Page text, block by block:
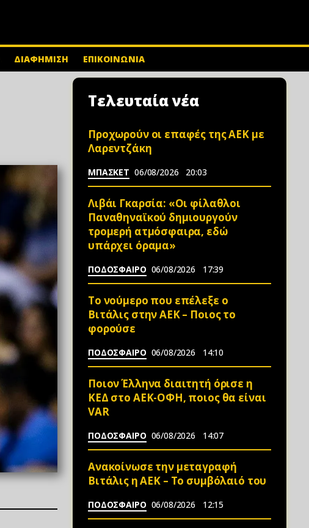
ΔΙΑΦΗΜΙΣΗ ΕΠΙΚΟΙΝΩΝΙΑ
Τελευταία νέα
Προχωρούν οι επαφές της ΑΕΚ με
Λαρεντζάκη
ΜΠΑΣΚΕΤ 06/08/2026 20:03
Λιβάι Γκαρσία: «Οι φίλαθλοι
Παναθηναϊκού δημιουργούν
τρομερή ατμόσφαιρα, εδώ
υπάρχει όραμα»
ΠΟΔΟΣΦΑΙΡΟ 06/08/2026 17:39
Το νούμερο που επέλεξε ο
Βιτάλις στην ΑΕΚ – Ποιος το
φορούσε
ΠΟΔΟΣΦΑΙΡΟ 06/08/2026 14:10
Ποιον Έλληνα διαιτητή όρισε η
ΚΕΔ στο ΑΕΚ-ΟΦΗ, ποιος θα είναι
VAR
ΠΟΔΟΣΦΑΙΡΟ 06/08/2026 14:07
Ανακοίνωσε την μεταγραφή
Βιτάλις η ΑΕΚ – Το συμβόλαιό του
ΠΟΔΟΣΦΑΙΡΟ 06/08/2026 12:15